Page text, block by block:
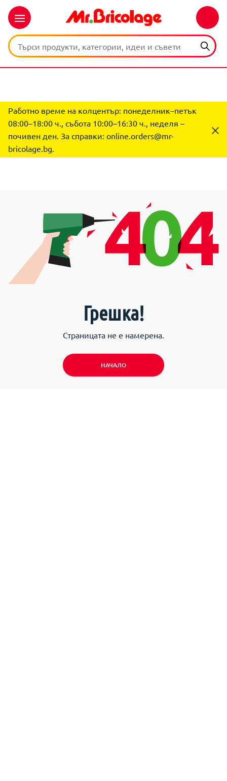
Работно време на колцентър: понеделник–петък
08:00–18:00 ч., събота 10:00–16:30 ч., неделя –
почивен ден. За справки: online.orders@mr-
bricolage.bg.
Грешка!
Страницата не е намерена.
НАЧАЛО